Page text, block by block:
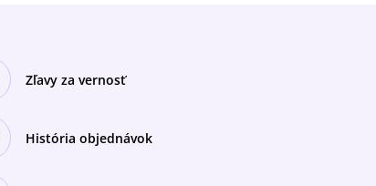
Zľavy za vernosť
História objednávok